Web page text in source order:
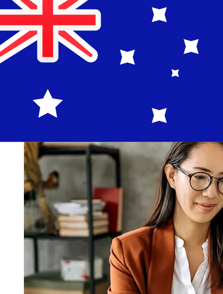
D'après notre classement des devises, le taux de change
Dollar australien le plus populaire est le taux AUD vers
USD. La devise Dollars australiens est représentée par
l'abréviation AUD. Le symbole de cette devise est $.
Dollar australien